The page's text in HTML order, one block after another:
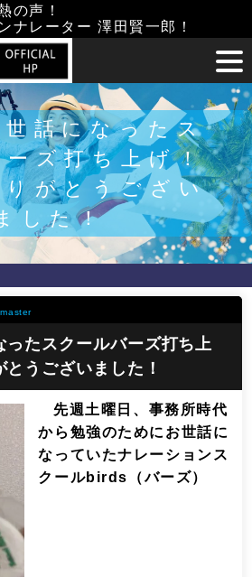
の声！
ナレーター 澤田賢一郎！
世話になったス
ーズ打ち上げ！
りがとうござい
した！
master
ったスクールバーズ打ち上
うございました！
先週土曜日、事務所時代
から勉強のためにお世話に
なっていたナレーションス
クールbirds（バーズ）